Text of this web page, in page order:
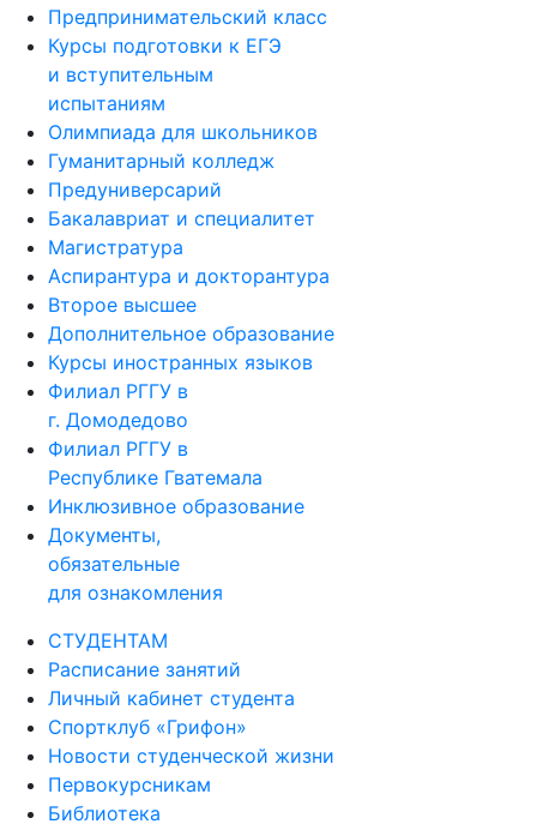
Предпринимательский класс
Курсы подготовки к ЕГЭ
и вступительным
испытаниям
Олимпиада для школьников
Гуманитарный колледж
Предуниверсарий
Бакалавриат и специалитет
Магистратура
Аспирантура и докторантура
Второе высшее
Дополнительное образование
Курсы иностранных языков
Филиал РГГУ в
г. Домодедово
Филиал РГГУ в
Республике Гватемала
Инклюзивное образование
Документы,
обязательные
для ознакомления
СТУДЕНТАМ
Расписание занятий
Личный кабинет студента
Спортклуб «Грифон»
Новости студенческой жизни
Первокурсникам
Библиотека